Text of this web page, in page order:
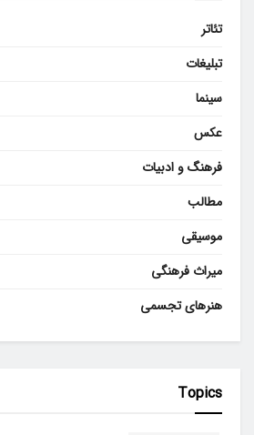
تئاتر
تبلیغات
سینما
عکس
فرهنگ و ادبیات
مطالب
موسیقی
میراث فرهنگی
هنرهای تجسمی
Topics